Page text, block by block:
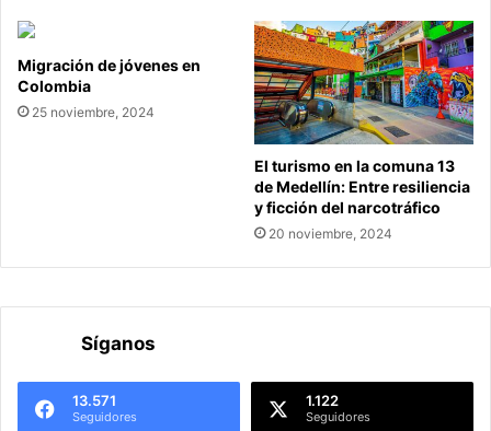
Migración de jóvenes en
Colombia
25 noviembre, 2024
El turismo en la comuna 13
de Medellín: Entre resiliencia
y ficción del narcotráfico
20 noviembre, 2024
Síganos
13.571
Seguidores
1.122
Seguidores